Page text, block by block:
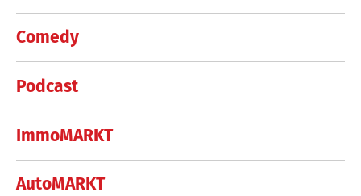
Comedy
Podcast
ImmoMARKT
AutoMARKT